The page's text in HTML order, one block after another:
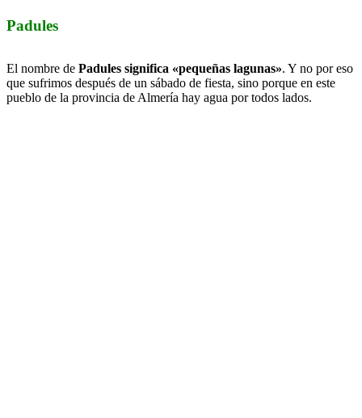
Padules
El nombre de Padules significa «pequeñas lagunas». Y no por eso
que sufrimos después de un sábado de fiesta, sino porque en este
pueblo de la provincia de Almería hay agua por todos lados.